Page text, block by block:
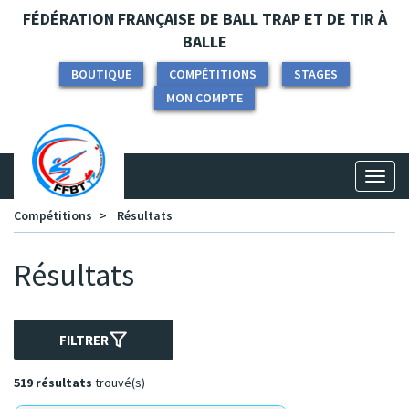
Panneau de gestion des cookies
FÉDÉRATION FRANÇAISE DE BALL TRAP ET DE TIR À
BALLE
BOUTIQUE COMPÉTITIONS
STAGES
MON COMPTE
Compétitions
Résultats
Résultats
FILTRER
519 résultats trouvé(s)